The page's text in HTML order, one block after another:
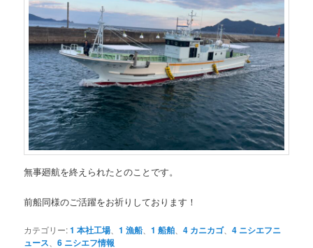
無事廻航を終えられたとのことです。
前船同様のご活躍をお祈りしております！
カテゴリー:1 本社工場 、1 漁船、1 船舶 、4 カニカゴ、4 ニシエフニ
ュース 、6 ニシエフ情報